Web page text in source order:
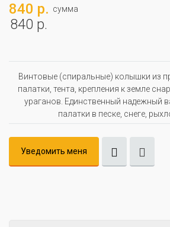
840 р. сумма
840 р.
Винтовые (спиральные) колышки из
палатки, тента, крепления к земле
ураганов. Единственный надежный
палатки в песке, снеге,
Уведомить меня